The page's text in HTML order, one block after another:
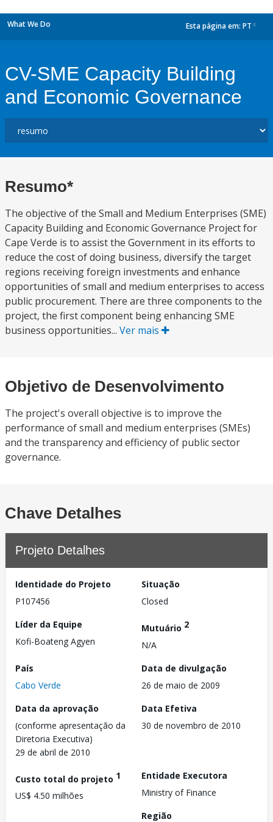
What We Do Esta página em: PT
CV-SME Capacity Building
and Economic Governance
Resumo*
The objective of the Small and Medium Enterprises (SME)
Capacity Building and Economic Governance Project for
Cape Verde is to assist the Government in its efforts to
reduce the cost of doing business, diversify the target
regions receiving foreign investments and enhance
opportunities of small and medium enterprises to access
public procurement. There are three components to the
project, the first component being enhancing SME
business opportunities... Ver mais
Objetivo de Desenvolvimento
The project's overall objective is to improve the
performance of small and medium enterprises (SMEs)
and the transparency and efficiency of public sector
governance.
Chave Detalhes
Projeto Detalhes
Identidade do Projeto
P107456
Situação
Closed
Líder da Equipe
Kofi-Boateng Agyen
Mutuário 2
N/A
País
Cabo Verde
Data de divulgação
26 de maio de 2009
Data da aprovação
(conforme apresentação da
Diretoria Executiva)
29 de abril de 2010
Data Efetiva
30 de novembro de 2010
Custo total do projeto 1
US$ 4.50 milhões
Entidade Executora
Ministry of Finance
Região